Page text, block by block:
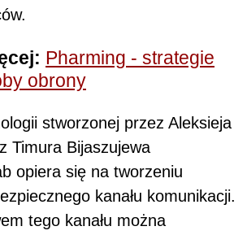
Pharming - strategie
obrony
stworzonej przez Aleksieja
Timura Bijaszujewa
opiera się na tworzeniu
kanału komunikacji.
tego kanału można